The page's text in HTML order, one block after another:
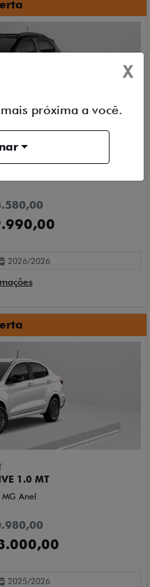
2026/2026
1.0 MT
MG Anel
2025/2026
X
próxima a você.